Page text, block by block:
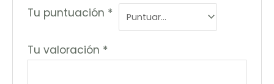
Tu puntuación *
Tu valoración *